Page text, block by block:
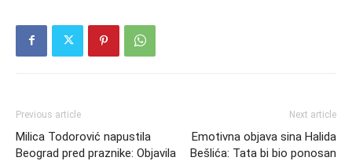
Previous article
Milica Todorović napustila
Beograd pred praznike: Objavila
Next article
Emotivna objava sina Halida
Bešlića: Tata bi bio ponosan